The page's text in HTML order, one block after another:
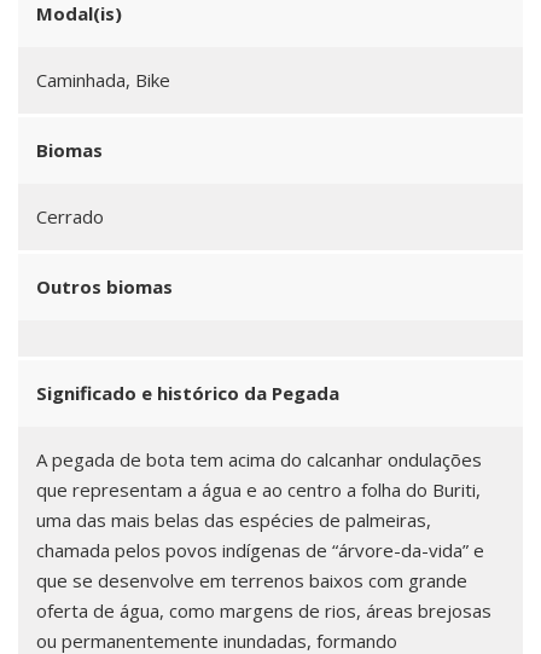
Modal(is)
Caminhada, Bike
Biomas
Cerrado
Outros biomas
Significado e histórico da Pegada
A pegada de bota tem acima do calcanhar ondulações
que representam a água e ao centro a folha do Buriti,
uma das mais belas das espécies de palmeiras,
chamada pelos povos indígenas de “árvore-da-vida” e
que se desenvolve em terrenos baixos com grande
oferta de água, como margens de rios, áreas brejosas
ou permanentemente inundadas, formando